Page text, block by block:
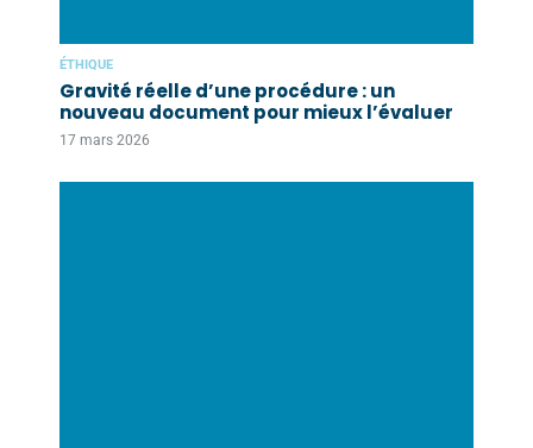
ÉTHIQUE
Gravité réelle d’une procédure : un
nouveau document pour mieux l’évaluer
17 mars 2026